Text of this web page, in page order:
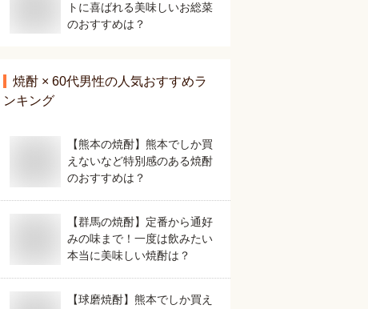
トに喜ばれる美味しいお総菜
のおすすめは？
焼酎 × 60代男性の人気おすすめラ
ンキング
【熊本の焼酎】熊本でしか買
えないなど特別感のある焼酎
のおすすめは？
【群馬の焼酎】定番から通好
みの味まで！一度は飲みたい
本当に美味しい焼酎は？
【球磨焼酎】熊本でしか買え